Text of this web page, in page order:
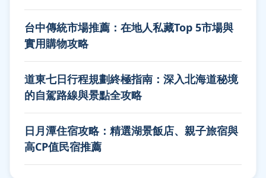
台中傳統市場推薦：在地人私藏Top 5市場與
實用購物攻略
道東七日行程規劃終極指南：深入北海道秘境
的自駕路線與景點全攻略
日月潭住宿攻略：精選湖景飯店、親子旅宿與
高CP值民宿推薦